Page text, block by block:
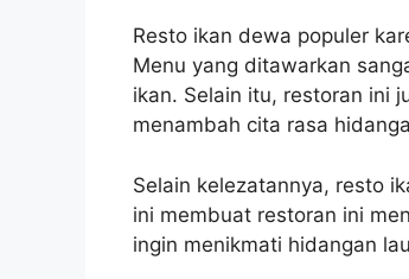
Resto ikan dewa populer
Menu yang ditawarkan
ikan. Selain itu, restoran ini
menambah cita rasa
Selain kelezatannya, resto
ini membuat restoran ini
ingin menikmati hidangan